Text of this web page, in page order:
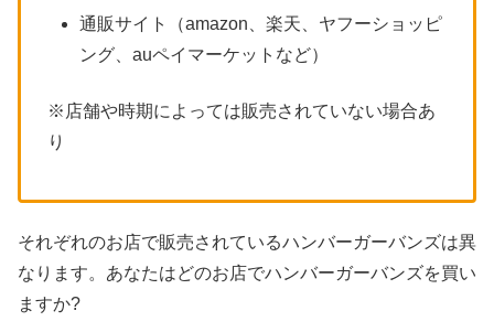
通販サイト（amazon、楽天、ヤフーショッピ
ング、auペイマーケットなど）
※店舗や時期によっては販売されていない場合あ
り
それぞれのお店で販売されているハンバーガーバンズは異
なります。あなたはどのお店でハンバーガーバンズを買い
ますか?